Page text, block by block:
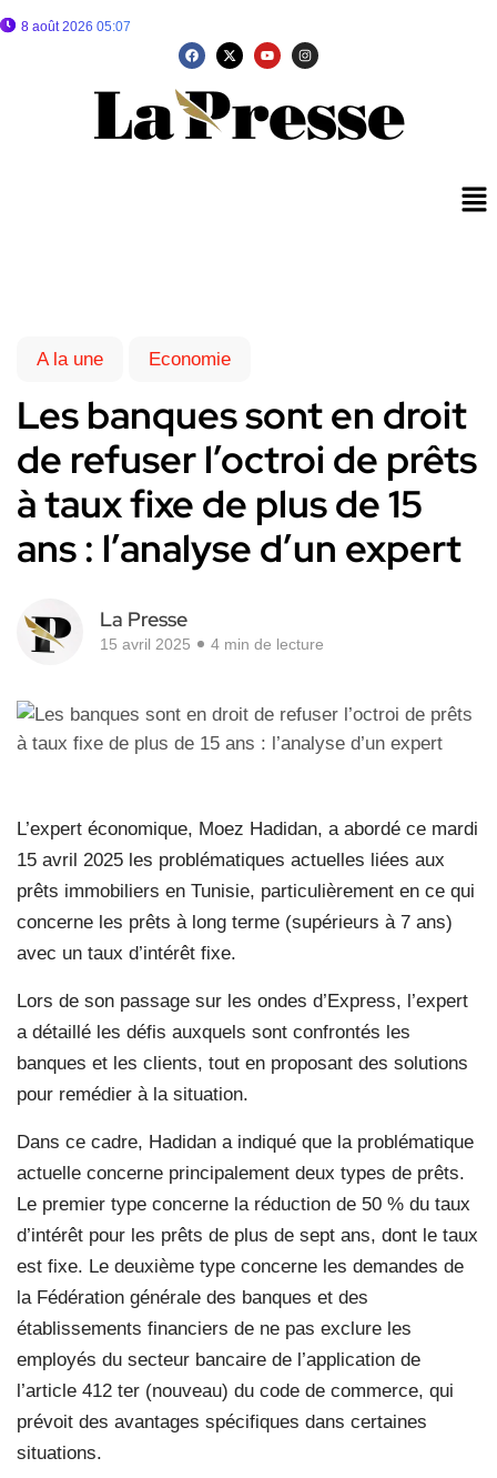
8 août 2026 05:07
A la une Economie
Les banques sont en droit
de refuser l’octroi de prêts
à taux fixe de plus de 15
ans : l’analyse d’un expert
La Presse
15 avril 2025 4 min de lecture
L’expert économique, Moez Hadidan, a abordé ce mardi
15 avril 2025 les problématiques actuelles liées aux
prêts immobiliers en Tunisie, particulièrement en ce qui
concerne les prêts à long terme (supérieurs à 7 ans)
avec un taux d’intérêt fixe.
Lors de son passage sur les ondes d’Express, l’expert
a détaillé les défis auxquels sont confrontés les
banques et les clients, tout en proposant des solutions
pour remédier à la situation.
Dans ce cadre, Hadidan a indiqué que la problématique
actuelle concerne principalement deux types de prêts.
Le premier type concerne la réduction de 50 % du taux
d’intérêt pour les prêts de plus de sept ans, dont le taux
est fixe. Le deuxième type concerne les demandes de
la Fédération générale des banques et des
établissements financiers de ne pas exclure les
employés du secteur bancaire de l’application de
l’article 412 ter (nouveau) du code de commerce, qui
prévoit des avantages spécifiques dans certaines
situations.